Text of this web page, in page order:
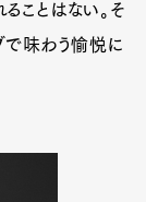
ことはない。そ
で味わう愉悦に